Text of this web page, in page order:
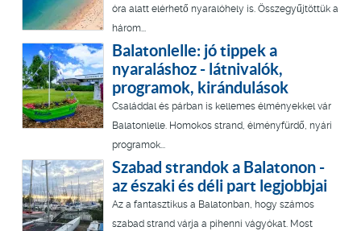
óra alatt elérhető nyaralóhely is. Összegyűjtöttük a
három...
Balatonlelle: jó tippek a
nyaraláshoz - látnivalók,
programok, kirándulások
Családdal és párban is kellemes élményekkel vár
Balatonlelle. Homokos strand, élményfürdő, nyári
programok...
Szabad strandok a Balatonon -
az északi és déli part legjobbjai
Az a fantasztikus a Balatonban, hogy számos
szabad strand várja a pihenni vágyókat. Most